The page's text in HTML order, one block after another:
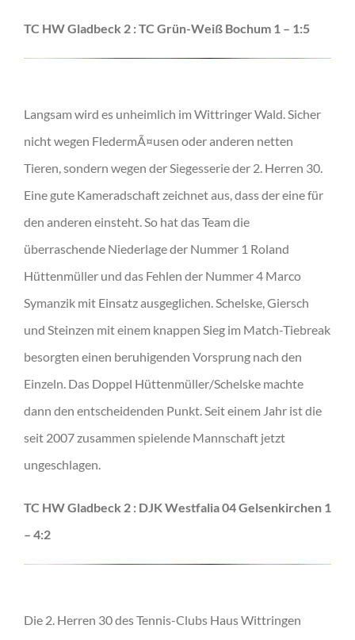
TC HW Gladbeck 2 : TC Grün-Weiß Bochum 1 – 1:5
Langsam wird es unheimlich im Wittringer Wald. Sicher
nicht wegen FledermÃ¤usen oder anderen netten
Tieren, sondern wegen der Siegesserie der 2. Herren 30.
Eine gute Kameradschaft zeichnet aus, dass der eine für
den anderen einsteht. So hat das Team die
überraschende Niederlage der Nummer 1 Roland
Hüttenmüller und das Fehlen der Nummer 4 Marco
Symanzik mit Einsatz ausgeglichen. Schelske, Giersch
und Steinzen mit einem knappen Sieg im Match-Tiebreak
besorgten einen beruhigenden Vorsprung nach den
Einzeln. Das Doppel Hüttenmüller/Schelske machte
dann den entscheidenden Punkt. Seit einem Jahr ist die
seit 2007 zusammen spielende Mannschaft jetzt
ungeschlagen.
TC HW Gladbeck 2 : DJK Westfalia 04 Gelsenkirchen 1
– 4:2
Die 2. Herren 30 des Tennis-Clubs Haus Wittringen